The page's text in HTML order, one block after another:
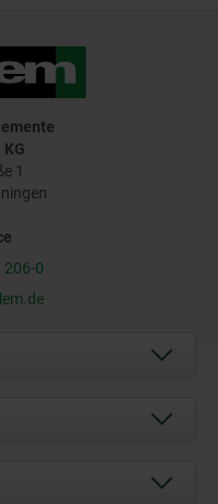
KG
1
206-0